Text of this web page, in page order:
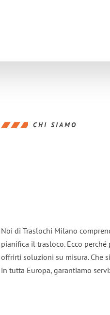
CHI SIAMO
Noi di Traslochi Milano
pianifica il trasloco. Ecco
offrirti soluzioni su misura. Che
in tutta Europa, garantiamo